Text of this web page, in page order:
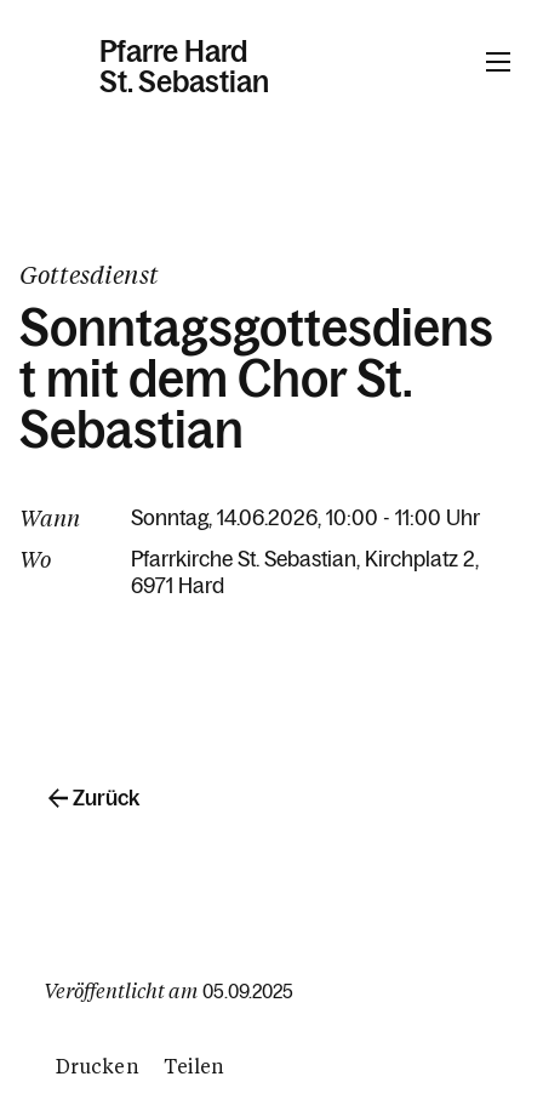
Pfarre Hard
St. Sebastian
Kalender
Personen
Kontakt
Gottesdienst
Sonntagsgottesdiens
t mit dem Chor St.
Sebastian
Wann Sonntag, 14.06.2026, 10:00 - 11:00 Uhr
Wo Pfarrkirche St. Sebastian Kirchplatz 2
6971 Hard
Veröffentlicht am 05.09.2025
Drucken Teilen
Zurück